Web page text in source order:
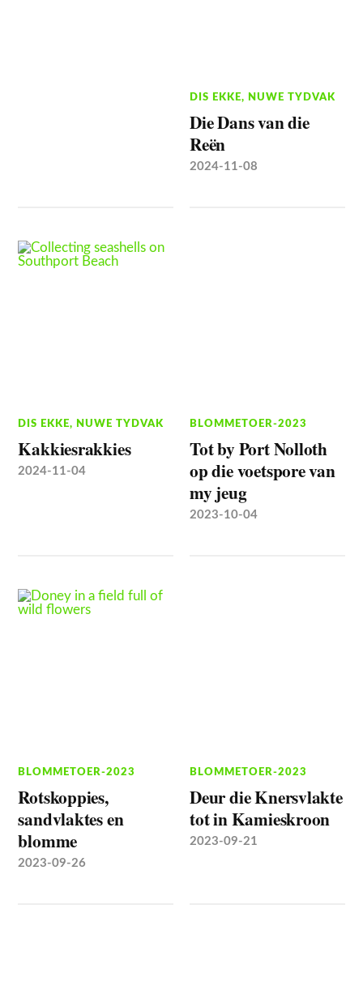
DIS EKKE, NUWE TYDVAK
Die Dans van die
Reën
2024-11-08
DIS EKKE, NUWE TYDVAK
Kakkiesrakkies
2024-11-04
BLOMMETOER-2023
Tot by Port Nolloth
op die voetspore van
my jeug
2023-10-04
BLOMMETOER-2023
Rotskoppies,
sandvlaktes en
blomme
2023-09-26
BLOMMETOER-2023
Deur die Knersvlakte
tot in Kamieskroon
2023-09-21